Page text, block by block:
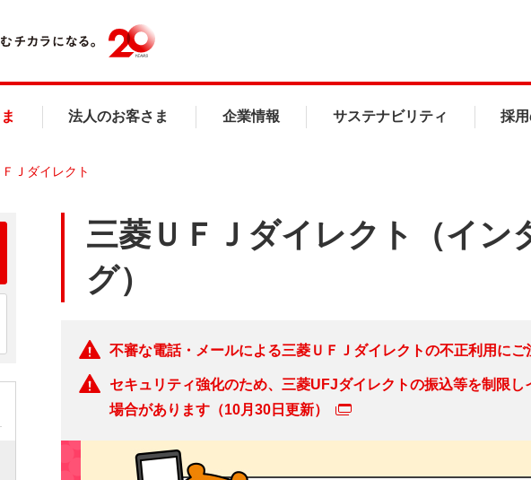
法人のお客さま 企業情報 サステナビリティ 採
Ｊダイレクト
三菱ＵＦＪダイレクト（イン
グ）
不審な電話・メールによる三菱ＵＦＪダイレクトの不正利用に
セキュリティ強化のため、三菱UFJダイレクトの振込等を制限
場合があります（10月30日更新）